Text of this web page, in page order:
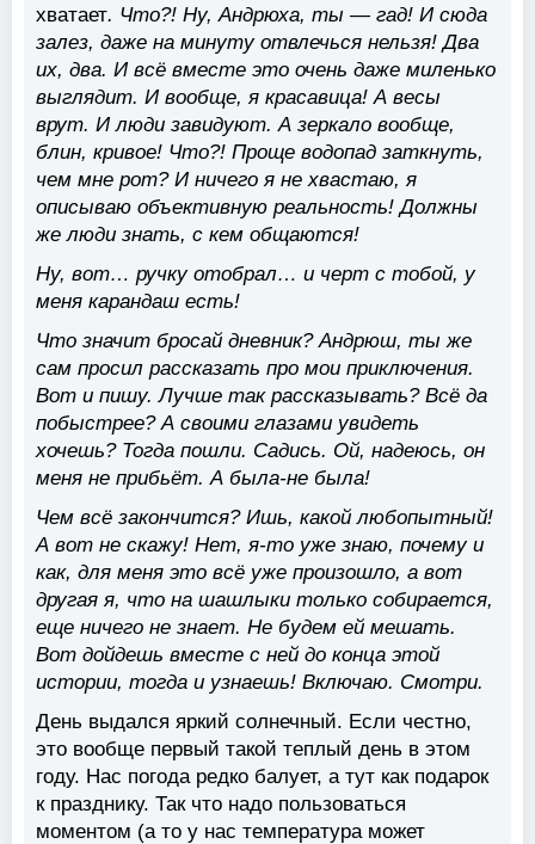
хватает. Что?! Ну, Андрюха, ты — гад! И сюда
залез, даже на минуту отвлечься нельзя! Два
их, два. И всё вместе это очень даже миленько
выглядит. И вообще, я красавица! А весы
врут. И люди завидуют. А зеркало вообще,
блин, кривое! Что?! Проще водопад заткнуть,
чем мне рот? И ничего я не хвастаю, я
описываю объективную реальность! Должны
же люди знать, с кем общаются!
Ну, вот… ручку отобрал… и черт с тобой, у
меня карандаш есть!
Что значит бросай дневник? Андрюш, ты же
сам просил рассказать про мои приключения.
Вот и пишу. Лучше так рассказывать? Всё да
побыстрее? А своими глазами увидеть
хочешь? Тогда пошли. Садись. Ой, надеюсь, он
меня не прибьёт. А была-не была!
Чем всё закончится? Ишь, какой любопытный!
А вот не скажу! Нет, я-то уже знаю, почему и
как, для меня это всё уже произошло, а вот
другая я, что на шашлыки только собирается,
еще ничего не знает. Не будем ей мешать.
Вот дойдешь вместе с ней до конца этой
истории, тогда и узнаешь! Включаю. Смотри.
День выдался яркий солнечный. Если честно,
это вообще первый такой теплый день в этом
году. Нас погода редко балует, а тут как подарок
к празднику. Так что надо пользоваться
моментом (а то у нас температура может